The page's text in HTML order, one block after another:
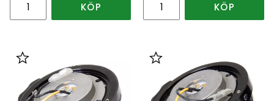
KÖP KÖP
Lägg till i favoriter Lägg till i favoriter